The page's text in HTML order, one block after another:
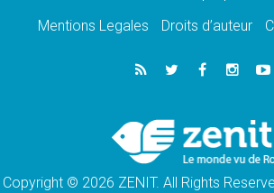
de l'Assomption et mémoire
«La paix commence par
le cardinal Parolin
En Colombie, «la paix ne
une signature»
Mentions Legales
Droits d’auteur
Copyright © 2026 ZENIT. All Rights